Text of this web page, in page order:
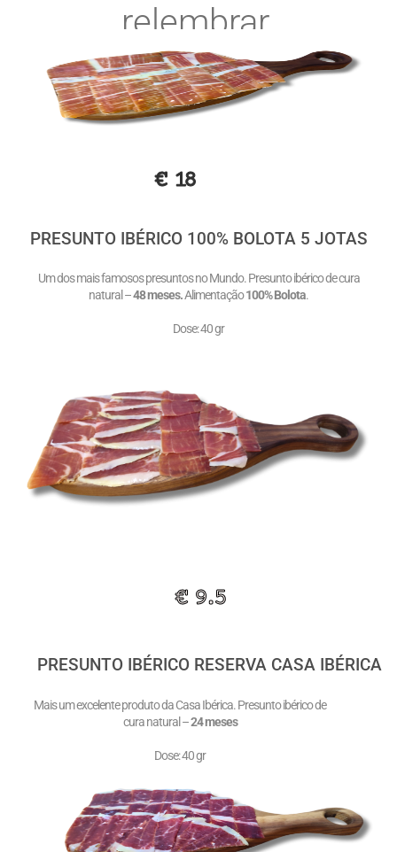
relembrar.
€ 18
PRESUNTO IBÉRICO 100% BOLOTA 5 JOTAS
Um dos mais famosos presuntos no Mundo. Presunto ibérico de cura
natural –48 meses.Alimentação100% Bolota.
Dose: 40 gr
€ 9.5
PRESUNTO IBÉRICO RESERVA CASA IBÉRICA
Mais um excelente produto da Casa Ibérica. Presunto ibérico de
cura natural –24 meses
Dose: 40 gr